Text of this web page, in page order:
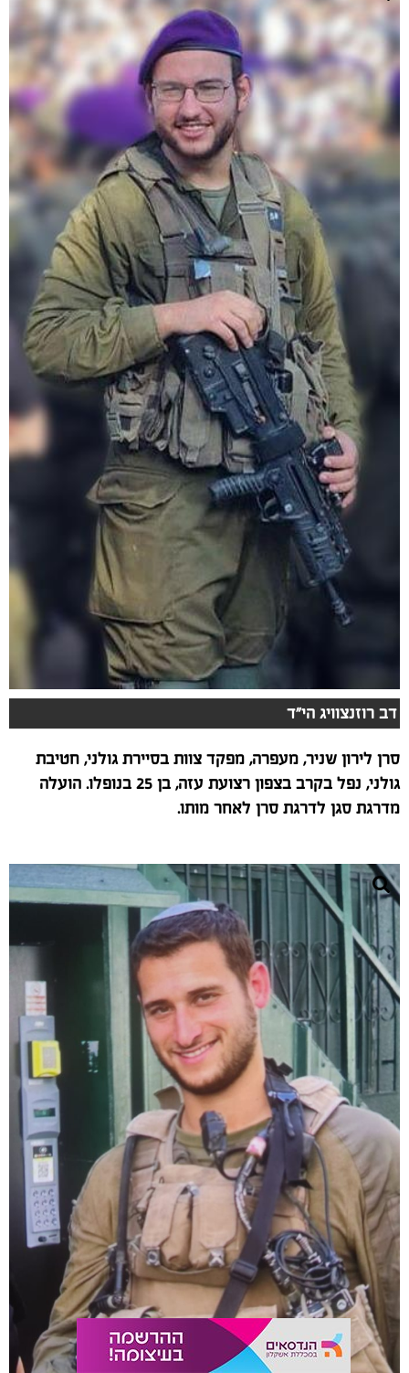
דב רוזנצוויג הי"ד
סרן לירון שניר, מעפרה, מפקד צוות בסיירת גולני, חטיבת
גולני, נפל בקרב בצפון רצועת עזה, בן 25 בנופלו. הועלה
מדרגת סגן לדרגת סרן לאחר מותו.